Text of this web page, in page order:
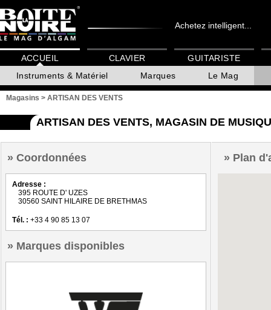
Achetez intelligent...
ACCUEIL
Instruments & Matériel
Marques Le Mag
CLAVIER GUITARISTE
Magasins > ARTISAN DES VENTS
ARTISAN DES VENTS, MAGASIN DE
Coordonnées
Adresse :
395 ROUTE D' UZES
30560 SAINT HILAIRE DE BRETHMAS
Tél. : +33 4 90 85 13 07
Marques disponibles
Plan